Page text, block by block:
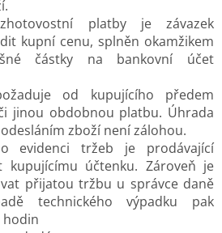
platby je závazek
kupní cenu, splněn okamžikem
částky na bankovní účet
od kupujícího předem
jinou obdobnou platbu. Úhrada
zboží není zálohou.
evidenci tržeb je prodávající
kupujícímu účtenku. Zároveň je
přijatou tržbu u správce daně
technického výpadku pak
hodin